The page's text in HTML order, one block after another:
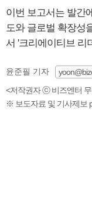
이번 보고서는 발간
도와 글로벌 확장성
서 '크리에이티브 리
윤준필 기자
<저작권자 ⓒ 비즈엔터
※ 보도자료 및 기사제보